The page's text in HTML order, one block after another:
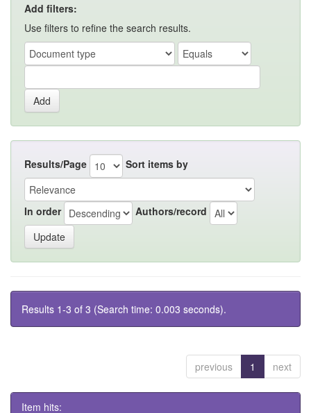
Add filters:
Use filters to refine the search results.
Results/Page Sort items by
In order Authors/record
Results 1-3 of 3 (Search time: 0.003 seconds).
previous 1 next
Item hits: